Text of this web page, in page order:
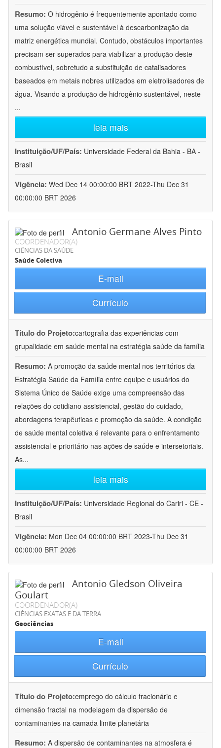
Resumo: O hidrogênio é frequentemente apontado como
uma solução viável e sustentável à descarbonização da
matriz energética mundial. Contudo, obstáculos importantes
precisam ser superados para viabilizar a produção deste
combustível, sobretudo a substituição de catalisadores
baseados em metais nobres utilizados em eletrolisadores de
água. Visando a produção de hidrogênio sustentável, neste
...
leia mais
Instituição/UF/País: Universidade Federal da Bahia - BA -
Brasil
Vigência: Wed Dec 14 00:00:00 BRT 2022-Thu Dec 31
00:00:00 BRT 2026
Antonio Germane Alves Pinto
COORDENADOR(A)
CIÊNCIAS DA SAÚDE
Saúde Coletiva
E-mail
Currículo
Título do Projeto:cartografia das experiências com
grupalidade em saúde mental na estratégia saúde da família
Resumo: A promoção da saúde mental nos territórios da
Estratégia Saúde da Família entre equipe e usuários do
Sistema Único de Saúde exige uma compreensão das
relações do cotidiano assistencial, gestão do cuidado,
abordagens terapêuticas e promoção da saúde. A condição
de saúde mental coletiva é relevante para o enfrentamento
assistencial e prioritário nas ações de saúde e intersetoriais.
As...
leia mais
Instituição/UF/País: Universidade Regional do Cariri - CE -
Brasil
Vigência: Mon Dec 04 00:00:00 BRT 2023-Thu Dec 31
00:00:00 BRT 2026
Antonio Gledson Oliveira
Goulart
COORDENADOR(A)
CIÊNCIAS EXATAS E DA TERRA
Geociências
E-mail
Currículo
Título do Projeto:emprego do cálculo fracionário e
dimensão fractal na modelagem da dispersão de
contaminantes na camada limite planetária
Resumo: A dispersão de contaminantes na atmosfera é